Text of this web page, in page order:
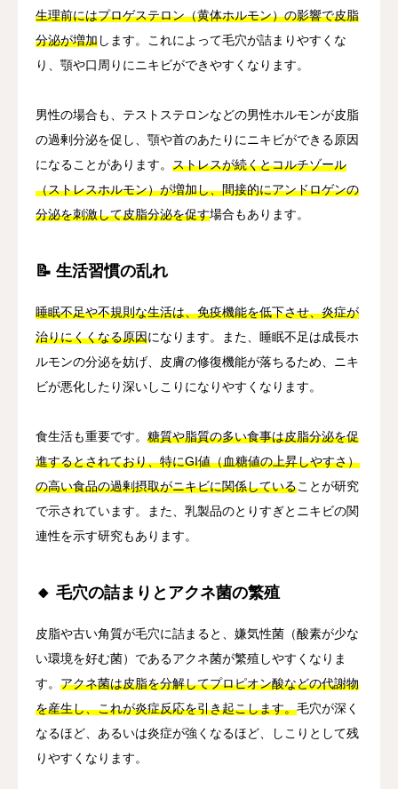
生理前にはプロゲステロン（黄体ホルモン）の影響で皮脂
分泌が増加します。これによって毛穴が詰まりやすくな
り、顎や口周りにニキビができやすくなります。
男性の場合も、テストステロンなどの男性ホルモンが皮脂
の過剰分泌を促し、顎や首のあたりにニキビができる原因
になることがあります。 ストレスが続くとコルチゾール
（ストレスホルモン）が増加し、間接的にアンドロゲンの
分泌を刺激して皮脂分泌を促す場合もあります。
📝 生活習慣の乱れ
睡眠不足や不規則な生活は、免疫機能を低下させ、炎症が
治りにくくなる原因になります。また、睡眠不足は成長ホ
ルモンの分泌を妨げ、皮膚の修復機能が落ちるため、ニキ
ビが悪化したり深いしこりになりやすくなります。
食生活も重要です。 糖質や脂質の多い食事は皮脂分泌を促
進するとされており、特にGI値（血糖値の上昇しやすさ）
の高い食品の過剰摂取がニキビに関係していることが研究
で示されています。また、乳製品のとりすぎとニキビの関
連性を示す研究もあります。
🔸 毛穴の詰まりとアクネ菌の繁殖
皮脂や古い角質が毛穴に詰まると、嫌気性菌（酸素が少な
い環境を好む菌）であるアクネ菌が繁殖しやすくなりま
す。 アクネ菌は皮脂を分解してプロピオン酸などの代謝物
を産生し、これが炎症反応を引き起こします。毛穴が深く
なるほど、あるいは炎症が強くなるほど、しこりとして残
りやすくなります。